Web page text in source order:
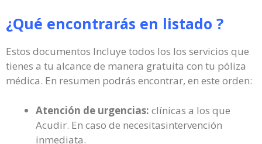
¿Qué encontrarás en listado ?
Estos documentos Incluye todos los los servicios que
tienes a tu alcance de manera gratuita con tu póliza
médica. En resumen podrás encontrar, en este orden:
Atención de urgencias: clínicas a los que
Acudir. En caso de necesitasintervención
inmediata.